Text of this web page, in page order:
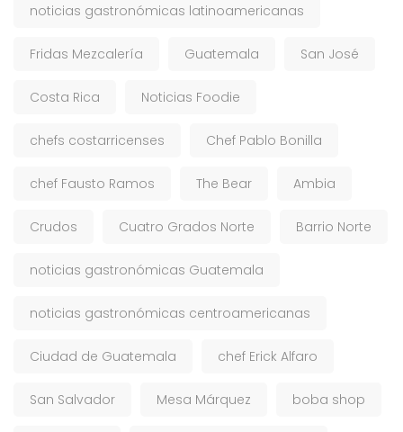
noticias gastronómicas latinoamericanas
Fridas Mezcalería Guatemala San José
Costa Rica Noticias Foodie
chefs costarricenses Chef Pablo Bonilla
chef Fausto Ramos The Bear Ambia
Crudos Cuatro Grados Norte Barrio Norte
noticias gastronómicas Guatemala
noticias gastronómicas centroamericanas
Ciudad de Guatemala chef Erick Alfaro
San Salvador Mesa Márquez boba shop